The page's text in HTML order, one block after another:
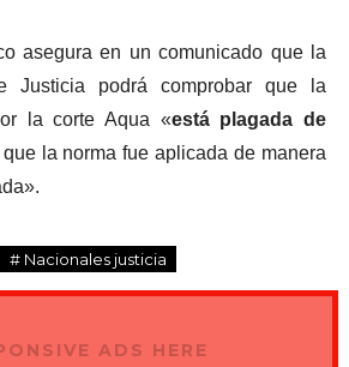
asegura en un comunicado que la
Justicia podrá comprobar que la
la corte Aqua «está plagada de
la norma fue aplicada de manera
# Nacionales justicia
ADS HERE